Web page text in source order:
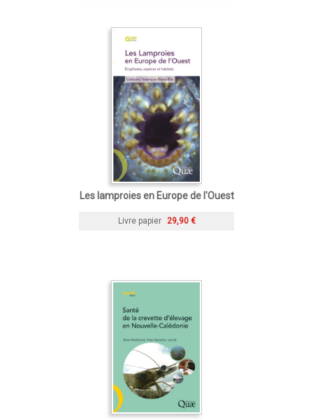
Les lamproies en Europe de l'Ouest
Livre papier 29,90 €